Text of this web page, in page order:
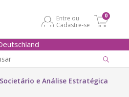
Entre ou
Cadastre-se
0
e Análise Estratégica